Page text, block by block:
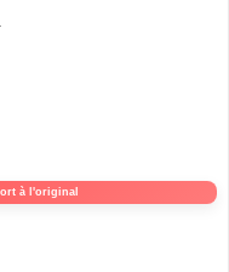
à l'original